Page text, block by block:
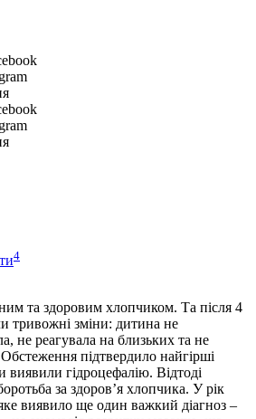
4
та здоровим хлопчиком. Та після 4
тривожні зміни: дитина не
не реагувала на близьких та не
підтвердило найгірші
гідроцефалію. Відтоді
за здоров’я хлопчика. У рік
виявило ще один важкий діагноз –